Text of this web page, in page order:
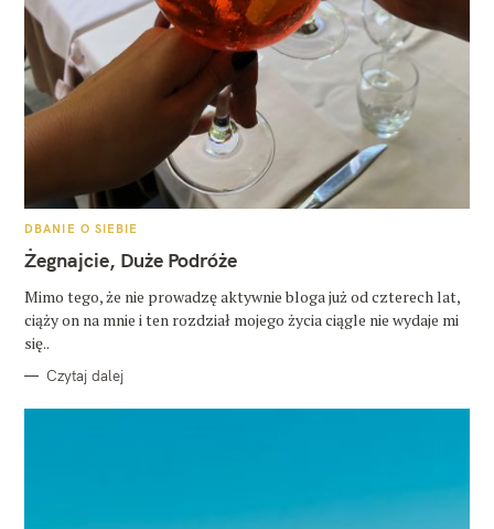
K
T
E
O
R
I
DBANIE O SIEBIE
Żegnajcie, Duże Podróże
Mimo tego, że nie prowadzę aktywnie bloga już od czterech lat,
ciąży on na mnie i ten rozdział mojego życia ciągle nie wydaje mi
się..
Czytaj dalej